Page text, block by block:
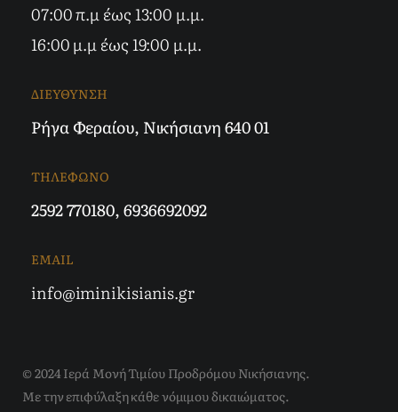
07:00 π.μ έως 13:00 μ.μ.
16:00 μ.μ έως 19:00 μ.μ.
ΔΙΕΥΘΥΝΣΗ
Ρήγα Φεραίου, Νικήσιανη 640 01
ΤΗΛΕΦΩΝΟ
2592 770180,6936692092
EMAIL
info@iminikisianis.gr
© 2024 Ιερά Μονή Τιμίου Προδρόμου Νικήσιανης.
Με την επιφύλαξη κάθε νόμιμου δικαιώματος.